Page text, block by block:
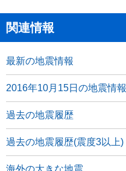
関連情報
最新の地震情報
2016年10月15日の地震情報
過去の地震履歴
過去の地震履歴(震度3以上)
海外の大きな地震